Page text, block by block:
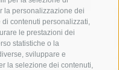
la personalizzazione dei
contenuti personalizzati,
le prestazioni dei
statistiche o la
sviluppare e
la selezione dei contenuti,
capri
carabinieri
elezioni